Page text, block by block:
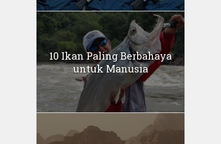
10 Ikan Paling Berbahaya
untuk Manusia